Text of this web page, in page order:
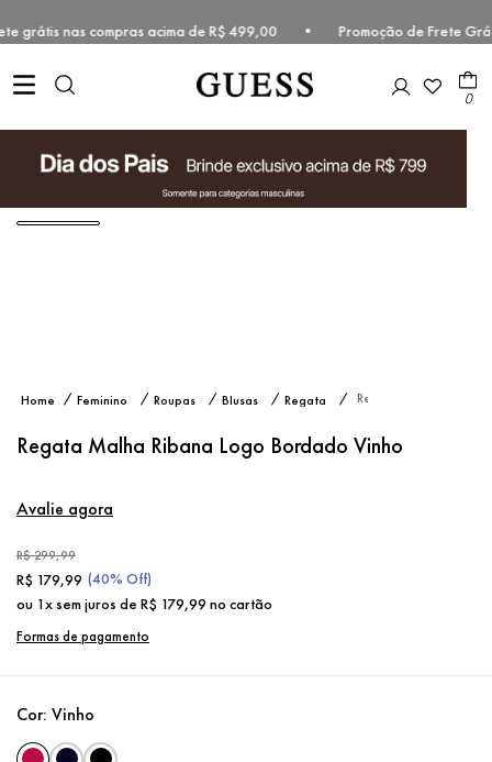
grátis nas compras acima de R$ 499,00 • Promoção de
0
Feminino Roupas Blusas Regata
Regata
Logo
Bordado
Regata Malha Ribana Logo Bordado Vinho
Avalie agora
R$299,99
R$ 179,99 (40% Off)
ou 1x sem juros de R$ 179,99 no cartão
Formas de pagamento
Cor: Vinho